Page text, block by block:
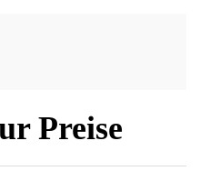
Preise